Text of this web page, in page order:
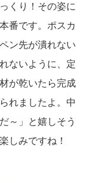
くり！その姿に
番です。ポスカ
ン先が潰れない
ないように、定
が乾いたら完成
れましたよ。中
～」と嬉しそう
しみですね！